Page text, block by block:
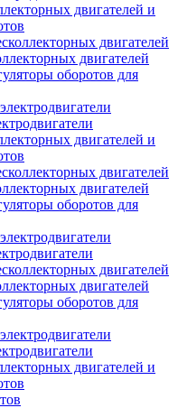
двигателей и
двигателей
двигателей
оборотов для
двигателей и
двигателей
двигателей
оборотов для
двигателей
двигателей
оборотов для
двигателей и